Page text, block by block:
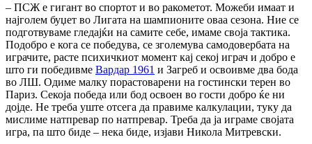
– ПСЖ е гигант во спортот и во ракометот. Можеби имаат и
најголем буџет во Лигата на шампионите оваа сезона. Ние се
подготвуваме гледајќи на самите себе, имаме своја тактика.
Подобро е кога се победува, се зголемува самодовербата на
играчите, расте психичкиот момент кај секој играч и добро е
што ги победивме Вардар 1961 и Загреб и освоивме два бода
во ЛШ. Одиме малку порастоварени на гостински терен во
Париз. Секоја победа или бод освоен во гости добро ќе ни
дојде. Не треба уште отсега да правиме калкулации, туку да
мислиме натпревар по натпревар. Треба да ја играме својата
игра, па што биде – нека биде, изјави Никола Митревски.